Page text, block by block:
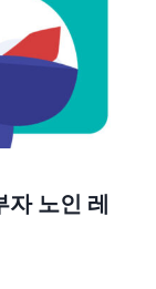
자 노인 레